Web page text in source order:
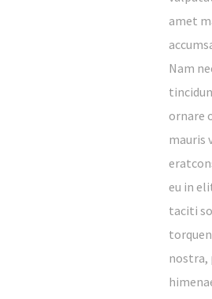
amet
Nam
ornare
mauris
eu in
taciti
nostra,
Romane” (Romanesque
Alsace wine route, it is the
cultural, historical and